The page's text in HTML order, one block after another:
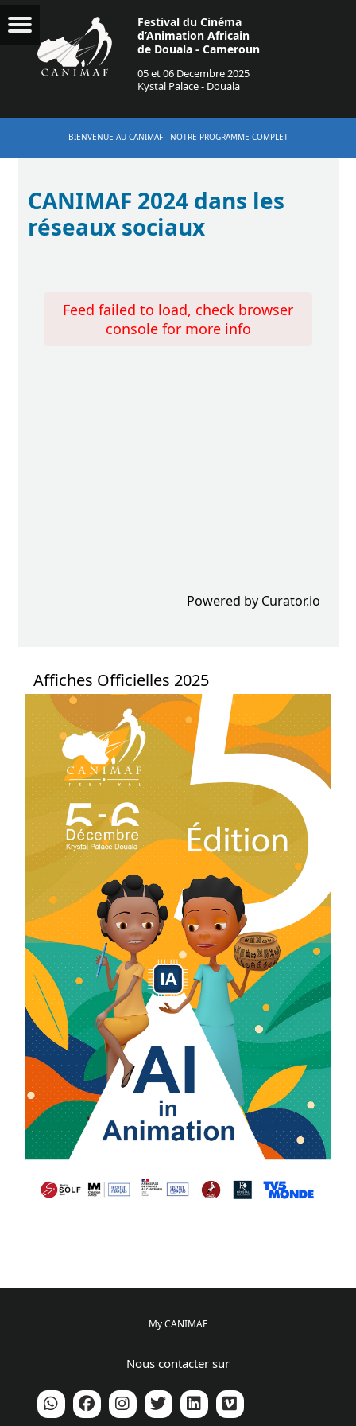
Festival du Cinéma
d’Animation Africain
de Douala - Cameroun
05 et 06 Decembre 2025
Kystal Palace - Douala
BIENVENUE AU CANIMAF - NOTRE PROGRAMME COMPLET
CANIMAF 2024 dans les
réseaux sociaux
Feed failed to load, check browser
console for more info
Powered by Curator.io
Affiches Officielles 2025
My CANIMAF
Nous contacter sur